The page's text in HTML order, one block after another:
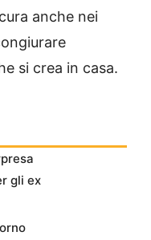
anche nei
si crea in casa.
gli ex